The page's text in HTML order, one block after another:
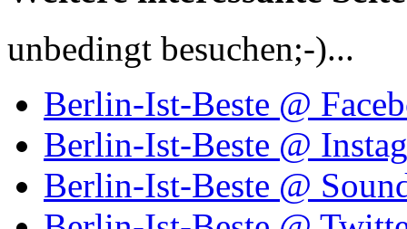
unbedingt besuchen;-)...
Berlin-Ist-Beste @
Berlin-Ist-Beste @
Berlin-Ist-Beste @